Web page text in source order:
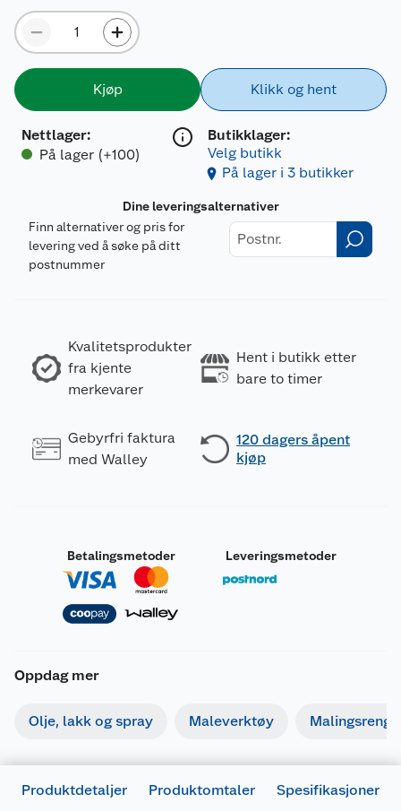
Kjøp
Nettlager:
På lager (+100)
Klikk og hent
Butikklager:
Velg butikk
På lager i 3 butikker
Dine leveringsalternativer
Finn alternativer og pris for
levering ved å søke på ditt
postnummer
Kvalitetsprodukter
fra kjente
merkevarer
Hent i butikk etter
bare to timer
Gebyrfri faktura
med Walley
120 dagers åpent
kjøp
Betalingsmetoder Leveringsmetoder
Oppdag mer
Olje, lakk og spray Maleverktøy
Produktdetaljer Produktomtaler Spesifikasjoner